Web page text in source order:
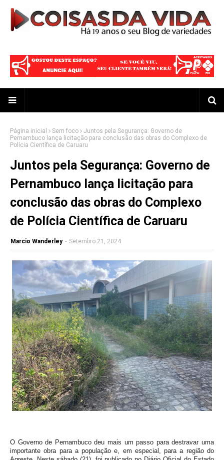
Página inicial Sem foco
Juntos pela Segurança: Governo de
Pernambuco lança licitação para conclusão das obras do Complexo de
Polícia Científica de Caruaru
Juntos pela Segurança: Governo de
Pernambuco lança licitação para
conclusão das obras do Complexo
de Polícia Científica de Caruaru
Marcio Wanderley - Setembro 21, 2024
O Governo de Pernambuco deu mais um passo para destravar uma
importante obra para a população e, em especial, para a região do